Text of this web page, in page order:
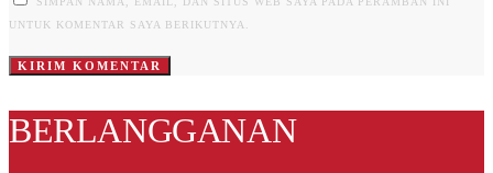
UNTUK KOMENTAR SAYA BERIKUTNYA.
BERLANGGANAN